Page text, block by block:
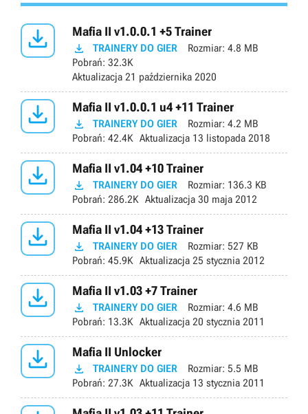
 Mafia II v1.0.0.1 +5 Trainer
 TRAINERY DO GIER Rozmiar: 4.8 MB
Pobrań: 32.3K
Aktualizacja 21 października 2020
 Mafia II v1.0.0.1 u4 +11 Trainer
 TRAINERY DO GIER Rozmiar: 4.2 MB
Pobrań: 42.4K Aktualizacja 13 listopada 2018
 Mafia II v1.04 +10 Trainer
 TRAINERY DO GIER Rozmiar: 136.3 KB
Pobrań: 286.2K Aktualizacja 30 maja 2012
 Mafia II v1.04 +13 Trainer
 TRAINERY DO GIER Rozmiar: 527 KB
Pobrań: 45.9K Aktualizacja 25 stycznia 2012
 Mafia II v1.03 +7 Trainer
 TRAINERY DO GIER Rozmiar: 4.6 MB
Pobrań: 13.3K Aktualizacja 20 stycznia 2011
 Mafia II Unlocker
 TRAINERY DO GIER Rozmiar: 5.5 MB
Pobrań: 27.3K Aktualizacja 13 stycznia 2011